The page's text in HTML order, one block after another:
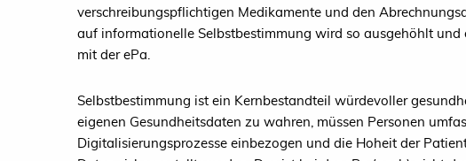
verschreibungspflichtigen Medikamente und den
auf informationelle Selbstbestimmung wird so ausgehöhlt
mit der ePa.
Selbstbestimmung ist ein Kernbestandteil würdevoller
eigenen Gesundheitsdaten zu wahren, müssen Personen
Digitalisierungsprozesse einbezogen und die Hoheit der